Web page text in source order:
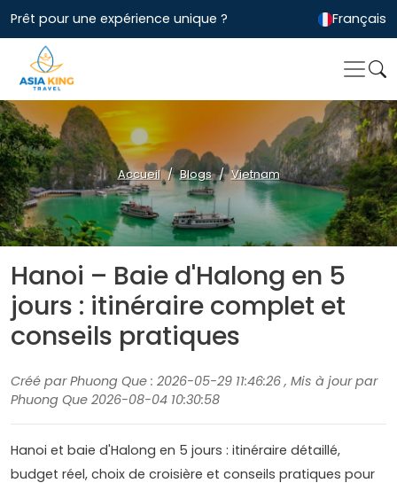
Prêt pour une expérience unique ? Français
Accueil Blogs Vietnam
Hanoi – Baie d'Halong en 5
jours : itinéraire complet et
conseils pratiques
Créé par Phuong Que : 2026-05-29 11:46:26 , Mis à jour par
Phuong Que 2026-08-04 10:30:58
Hanoi et baie d'Halong en 5 jours : itinéraire détaillé,
budget réel, choix de croisière et conseils pratiques pour